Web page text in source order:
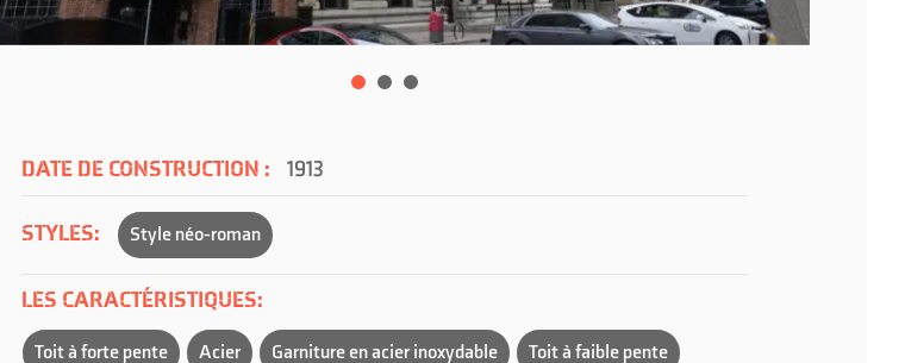
DATE DE CONSTRUCTION : 1913
STYLES: Style néo-roman
LES CARACTÉRISTIQUES:
Toit à forte pente Acier Garniture en acier inoxydable Toit à faible pente